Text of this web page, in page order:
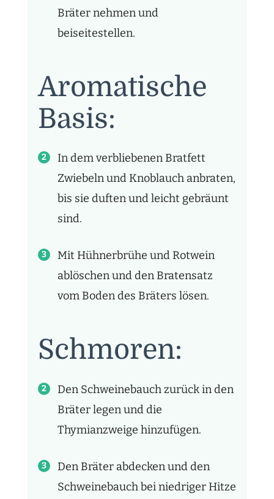
Bräter nehmen und
beiseitestellen.
Aromatische
Basis:
In dem verbliebenen Bratfett
Zwiebeln und Knoblauch anbraten,
bis sie duften und leicht gebräunt
sind.
Mit Hühnerbrühe und Rotwein
ablöschen und den Bratensatz
vom Boden des Bräters lösen.
Schmoren:
Den Schweinebauch zurück in den
Bräter legen und die
Thymianzweige hinzufügen.
Den Bräter abdecken und den
Schweinebauch bei niedriger Hitze